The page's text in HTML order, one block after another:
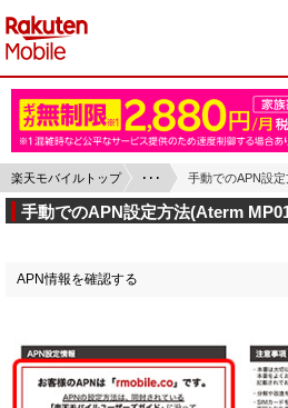
楽天モバイルトップ ･･･ 手動でのAPN設
手動でのAPN設定方法(Aterm
APN情報を確認する